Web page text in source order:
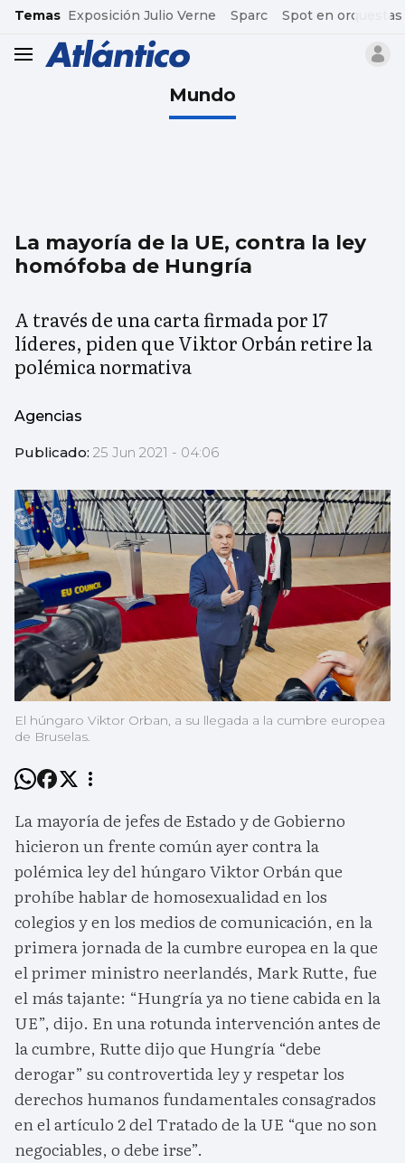
common.go-to-content
Temas Exposición Julio Verne Sparc Spot en orquestas
header.menu.open
Mundo
La mayoría de la UE, contra la ley
homófoba de Hungría
A través de una carta firmada por 17
líderes, piden que Viktor Orbán retire la
polémica normativa
Agencias
Publicado: 25 Jun 2021 - 04:06
El húngaro Viktor Orban, a su llegada a la cumbre europea
de Bruselas.
La mayoría de jefes de Estado y de Gobierno
hicieron un frente común ayer contra la
polémica ley del húngaro Viktor Orbán que
prohíbe hablar de homosexualidad en los
colegios y en los medios de comunicación, en la
primera jornada de la cumbre europea en la que
el primer ministro neerlandés, Mark Rutte, fue
el más tajante: “Hungría ya no tiene cabida en la
UE”, dijo. En una rotunda intervención antes de
la cumbre, Rutte dijo que Hungría “debe
derogar” su controvertida ley y respetar los
derechos humanos fundamentales consagrados
en el artículo 2 del Tratado de la UE “que no son
negociables, o debe irse”.